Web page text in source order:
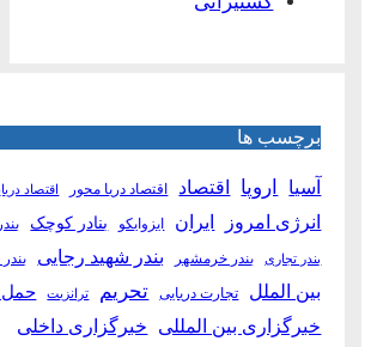
برچسب ها
آسیا اروپا اقتصاد اقتصاد دریا محور اقتصاد
انرژی امروز ایران ایزوایکو بنادر کوچک
بندر تجاری بندر خرمشهر بندر شهید رجایی بندر
بین الملل تجارت دریایی تحریم ترانزیت حمل
خبرگزاری بین المللی خبرگزاری داخلی